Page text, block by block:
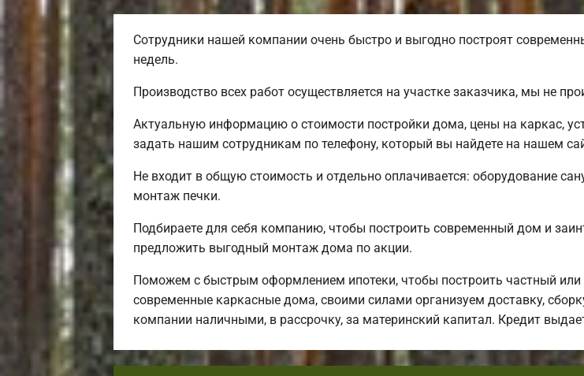
Сотрудники нашей компании очень быстро и выгодно построят
недель.
Производство всех работ осуществляется на участке заказчика, мы не
Актуальную информацию о стоимости постройки дома, цены на каркас,
задать нашим сотрудникам по телефону, который вы найдете на нашем
Не входит в общую стоимость и отдельно оплачивается: оборудование
монтаж печки.
Подбираете для себя компанию, чтобы построить современный дом и
предложить выгодный монтаж дома по акции.
Поможем с быстрым оформлением ипотеки, чтобы построить частный
современные каркасные дома, своими силами организуем доставку,
компании наличными, в рассрочку, за материнский капитал. Кредит